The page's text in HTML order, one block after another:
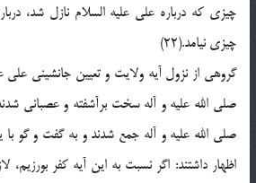
چیزی که درباره علی علیه السلام نازل شد،
چیزی نیامد.(22)
گروهی از نزول آیه ولایت و تعیین جانشینی علی
صلی الله علیه و آله سخت برآشفته و عصبانی
صلی الله علیه و آله جمع شدند و به گفت و گو
اظهار داشتند: اگر نسبت به این آیه کفر